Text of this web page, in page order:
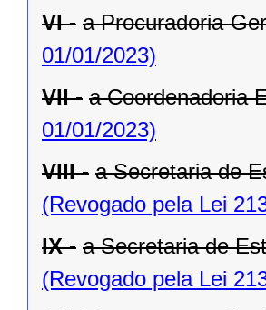
VI - a Procuradoria-
01/01/2023)
VII - a Coordenadoria
01/01/2023)
VIII - a Secretaria de
(Revogado pela Lei
IX - a Secretaria de
(Revogado pela Lei